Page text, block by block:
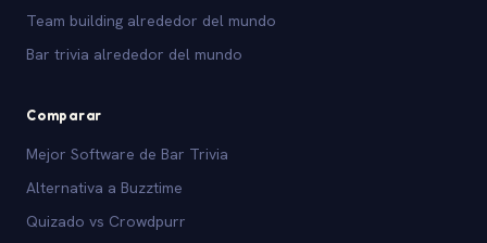
Team building alrededor del mundo
Bar trivia alrededor del mundo
Comparar
Mejor Software de Bar Trivia
Alternativa a Buzztime
Quizado vs Crowdpurr